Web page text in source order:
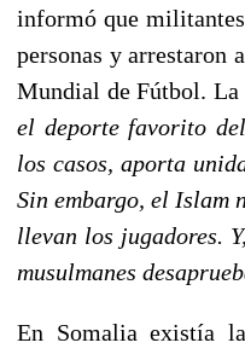
informó que
personas y arrestaron
Mundial de Fútbol. La
el deporte favorito
los casos, aporta
Sin embargo, el Islam
llevan los jugadores.
musulmanes
En Somalia existía